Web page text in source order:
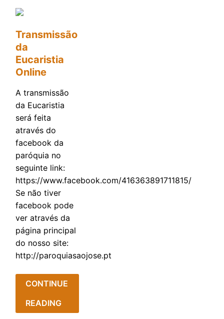
Transmissão
da
Eucaristia
Online
A transmissão
da Eucaristia
será feita
através do
facebook da
paróquia no
seguinte link:
https://www.facebook.com/416363891711815/
Se não tiver
facebook pode
ver através da
página principal
do nosso site:
http://paroquiasaojose.pt
CONTINUE
READING